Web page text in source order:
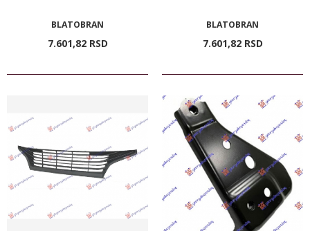
BLATOBRAN
7.601,82 RSD
BLATOBRAN
7.601,82 RSD